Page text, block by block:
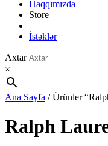
Haqqımızda
Store
İstəklər
Axtar
×
Ana Sayfa / Ürünler
Ralph